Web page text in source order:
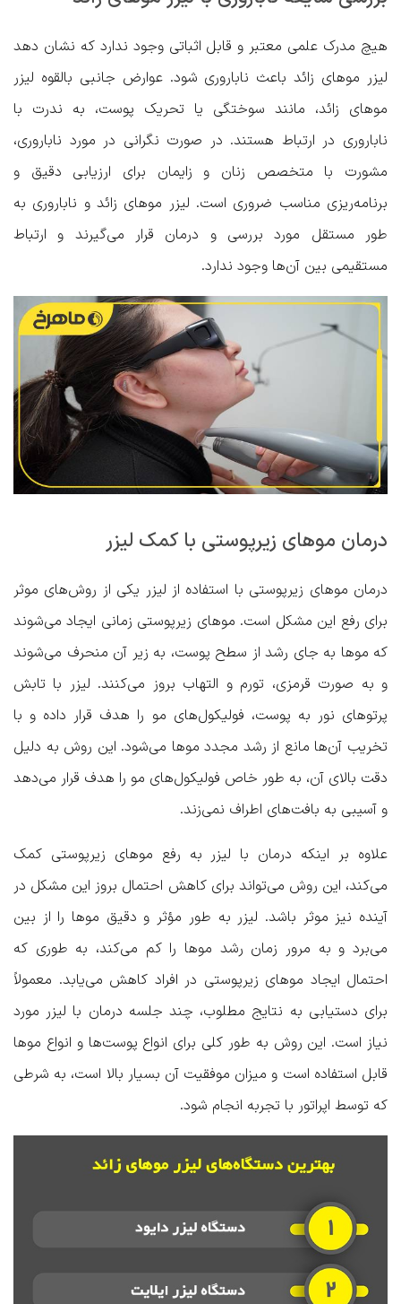
هیچ مدرک علمی معتبر و قابل اثباتی وجود ندارد که نشان دهد
لیزر موهای زائد باعث ناباروری شود. عوارض جانبی بالقوه لیزر
موهای زائد، مانند سوختگی یا تحریک پوست، به ندرت با
ناباروری در ارتباط هستند. در صورت نگرانی در مورد ناباروری،
مشورت با متخصص زنان و زایمان برای ارزیابی دقیق و
برنامه‌ریزی مناسب ضروری است. لیزر موهای زائد و ناباروری به
طور مستقل مورد بررسی و درمان قرار می‌گیرند و ارتباط
مستقیمی بین آن‌ها وجود ندارد.
درمان موهای زیرپوستی با کمک لیزر
درمان موهای زیرپوستی با استفاده از لیزر یکی از روش‌های موثر
برای رفع این مشکل است. موهای زیرپوستی زمانی ایجاد می‌شوند
که موها به جای رشد از سطح پوست، به زیر آن منحرف می‌شوند
و به صورت قرمزی، تورم و التهاب بروز می‌کنند. لیزر با تابش
پرتوهای نور به پوست، فولیکول‌های مو را هدف قرار داده و با
تخریب آن‌ها مانع از رشد مجدد موها می‌شود. این روش به دلیل
دقت بالای آن، به طور خاص فولیکول‌های مو را هدف قرار می‌دهد
و آسیبی به بافت‌های اطراف نمی‌زند.
علاوه بر اینکه درمان با لیزر به رفع موهای زیرپوستی کمک
می‌کند، این روش می‌تواند برای کاهش احتمال بروز این مشکل در
آینده نیز موثر باشد. لیزر به طور مؤثر و دقیق موها را از بین
می‌برد و به مرور زمان رشد موها را کم می‌کند، به طوری که
احتمال ایجاد موهای زیرپوستی در افراد کاهش می‌یابد. معمولاً
برای دستیابی به نتایج مطلوب، چند جلسه درمان با لیزر مورد
نیاز است. این روش به طور کلی برای انواع پوست‌ها و انواع موها
قابل استفاده است و میزان موفقیت آن بسیار بالا است، به شرطی
که توسط اپراتور با تجربه انجام شود.